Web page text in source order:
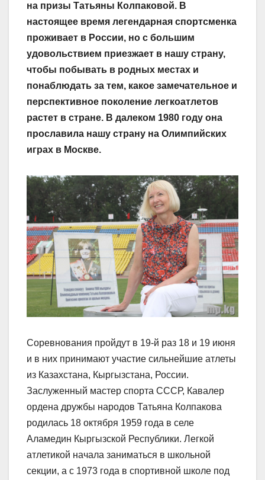
на призы Татьяны Колпаковой. В
настоящее время легендарная спортсменка
проживает в России, но с большим
удовольствием приезжает в нашу страну,
чтобы побывать в родных местах и
понаблюдать за тем, какое замечательное и
перспективное поколение легкоатлетов
растет в стране. В далеком 1980 году она
прославила нашу страну на Олимпийских
играх в Москве.
Соревнования пройдут в 19-й раз 18 и 19 июня
и в них принимают участие сильнейшие атлеты
из Казахстана, Кыргызстана, России.
Заслуженный мастер спорта СССР, Кавалер
ордена дружбы народов Татьяна Колпакова
родилась 18 октября 1959 года в селе
Аламедин Кыргызской Республики. Легкой
атлетикой начала заниматься в школьной
секции, а с 1973 года в спортивной школе под